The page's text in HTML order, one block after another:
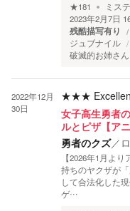
★181 ミス
2023年2月7日
残酷描写有り
ジュブナイル
破滅的お姉さん
2022年12月
30日
★★★
女子高生勇者
ルとピザ【アニ
勇者のクズ／
【2026年1月よ
持ちのヤクザが
して合法化した
ゲ…